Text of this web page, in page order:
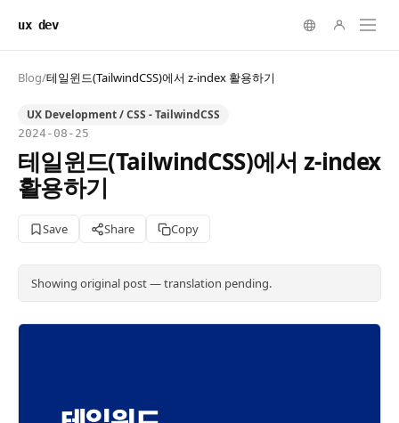
ux dev
Blog/테일윈드(TailwindCSS)에서 z-index 활용하기
UX Development / CSS - TailwindCSS
2024-08-25
테일윈드(TailwindCSS)에서 z-index
활용하기
Save Share Copy
Showing original post — translation pending.